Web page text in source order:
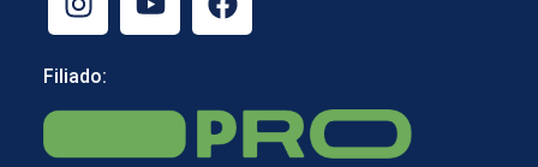
Filiado: